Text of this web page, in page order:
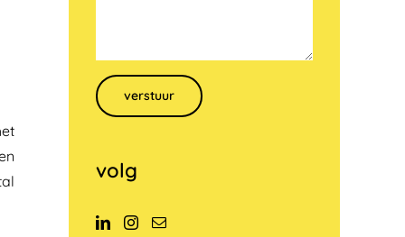
Gelieve dit veld leeg te laten.
volg